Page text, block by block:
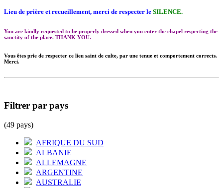
Lieu de prière et recueillement, merci de respecter le SILENCE.
You are kindly requested to be properly dressed when you enter the chapel respecting the
sanctity of the place. THANK YOU.
Vous êtes prie de respecter ce lieu saint de culte, par une tenue et comportement corrects.
Merci.
Filtrer par pays
(49 pays)
AFRIQUE DU SUD
ALBANIE
ALLEMAGNE
ARGENTINE
AUSTRALIE